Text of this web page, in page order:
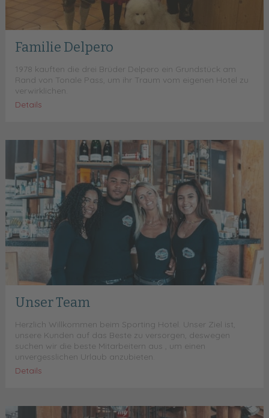
Familie Delpero
1978 kauften die drei Brüder Delpero ein Grundstück am
Rand von Tonale Pass, um ihr Traum vom eigenen Hotel zu
verwirklichen.
Details
Unser Team
Herzlich Willkommen beim Sporting Hotel. Unser Ziel ist,
unsere Kunden auf das Beste zu versorgen, deswegen
suchen wir die beste Mitarbeitern aus , um einen
unvergesslichen Urlaub anzubieten.
Details